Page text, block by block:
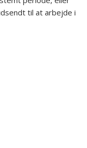
til at arbejde i